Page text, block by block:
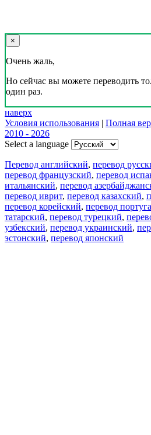
×
Очень жаль,
Но сейчас вы можете переводить
один раз.
наверх
Условия использования | Полная
2010 - 2026
Select a language
Перевод английский, перевод
перевод французский, перевод
итальянский, перевод
перевод иврит, перевод казахский,
перевод корейский, перевод
татарский, перевод турецкий,
узбекский, перевод украинский,
эстонский, перевод японский